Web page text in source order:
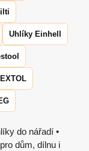
Uhlíky Einhell
do nářadí •
dům, dílnu i